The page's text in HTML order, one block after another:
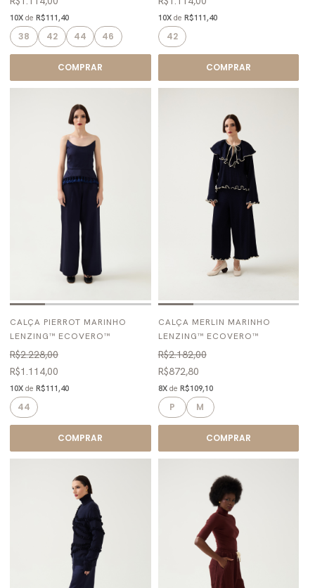
10X de R$111,40
38 42 44 46
COMPRAR
10X de R$111,40
42
COMPRAR
CALÇA PIERROT MARINHO
LENZING™ ECOVERO™
R$2.228,00
R$1.114,00
10X de R$111,40
44
COMPRAR
CALÇA MERLIN MARINHO
LENZING™ ECOVERO™
R$2.182,00
R$872,80
8X de R$109,10
P M
COMPRAR